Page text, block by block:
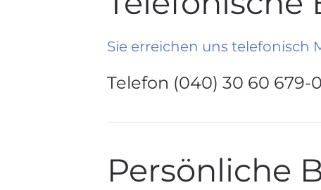
Sie erreichen uns telefonisch
Telefon (040) 30 60 679-0
Persönliche